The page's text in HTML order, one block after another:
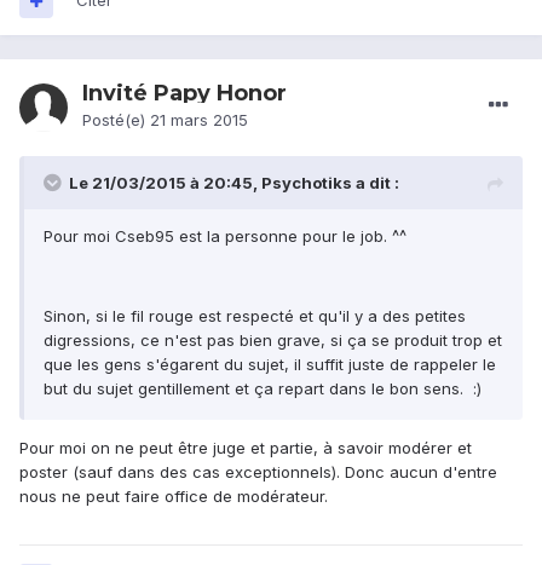
Invité Papy Honor
Posté(e) 21 mars 2015
Le 21/03/2015 à 20:45, Psychotiks a dit :
Pour moi Cseb95 est la personne pour le job. ^^
Sinon, si le fil rouge est respecté et qu'il y a des petites
digressions, ce n'est pas bien grave, si ça se produit trop et
que les gens s'égarent du sujet, il suffit juste de rappeler le
but du sujet gentillement et ça repart dans le bon sens. :)
Pour moi on ne peut être juge et partie, à savoir modérer et
poster (sauf dans des cas exceptionnels). Donc aucun d'entre
nous ne peut faire office de modérateur.